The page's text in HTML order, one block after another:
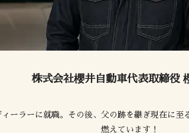
株式会社櫻井自動車代表取締役
ーラーに就職。その後、父の跡を継ぎ現在に
燃えています！